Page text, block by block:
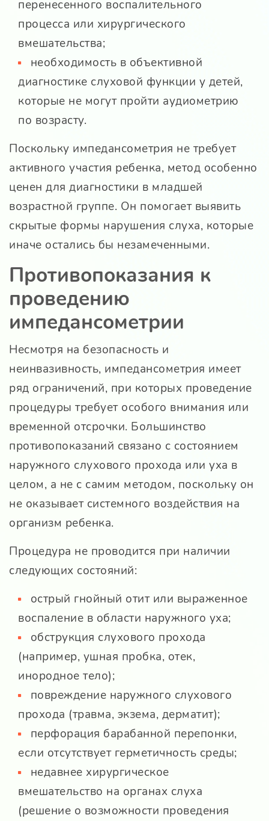
перенесенного воспалительного
процесса или хирургического
вмешательства;
необходимость в объективной
диагностике слуховой функции у детей,
которые не могут пройти аудиометрию
по возрасту.
Поскольку импедансометрия не требует
активного участия ребенка, метод особенно
ценен для диагностики в младшей
возрастной группе. Он помогает выявить
скрытые формы нарушения слуха, которые
иначе остались бы незамеченными.
Противопоказания к
проведению
импедансометрии
Несмотря на безопасность и
неинвазивность, импедансометрия имеет
ряд ограничений, при которых проведение
процедуры требует особого внимания или
временной отсрочки. Большинство
противопоказаний связано с состоянием
наружного слухового прохода или уха в
целом, а не с самим методом, поскольку он
не оказывает системного воздействия на
организм ребенка.
Процедура не проводится при наличии
следующих состояний:
острый гнойный отит или выраженное
воспаление в области наружного уха;
обструкция слухового прохода
(например, ушная пробка, отек,
инородное тело);
повреждение наружного слухового
прохода (травма, экзема, дерматит);
перфорация барабанной перепонки,
если отсутствует герметичность среды;
недавнее хирургическое
вмешательство на органах слуха
(решение о возможности проведения